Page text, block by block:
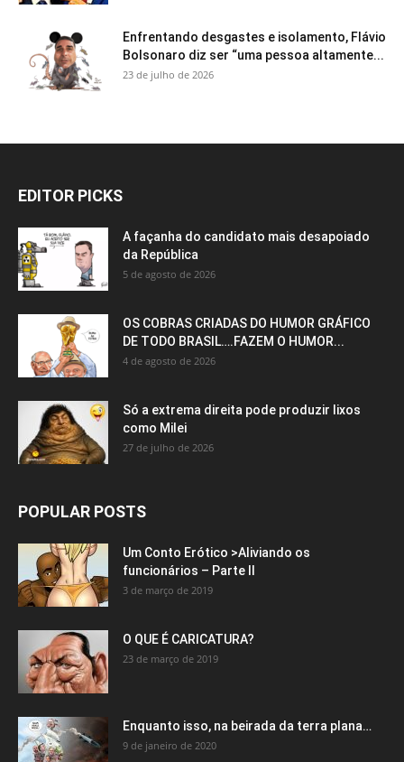
Enfrentando desgastes e isolamento, Flávio
Bolsonaro diz ser “uma pessoa altamente...
23 de julho de 2026
EDITOR PICKS
A façanha do candidato mais desapoiado
da República
5 de agosto de 2026
OS COBRAS CRIADAS DO HUMOR GRÁFICO
DE TODO BRASIL….FAZEM O HUMOR...
4 de agosto de 2026
Só a extrema direita pode produzir lixos
como Milei
27 de julho de 2026
POPULAR POSTS
Um Conto Erótico >Aliviando os
funcionários – Parte II
3 de março de 2019
O QUE É CARICATURA?
23 de março de 2019
Enquanto isso, na beirada da terra plana…
9 de janeiro de 2020